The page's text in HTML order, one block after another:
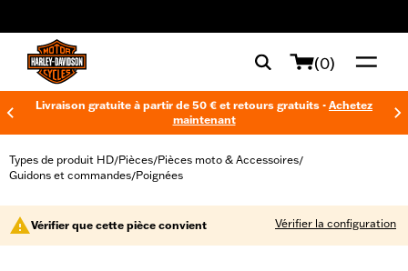
(0)
Livraison gratuite à partir de 50 € et retours gratuits - Achetez
maintenant
Types de produit HD/Pièces/Pièces moto & Accessoires/
Guidons et commandes/Poignées
Vérifier que cette pièce convient Vérifier la configuration